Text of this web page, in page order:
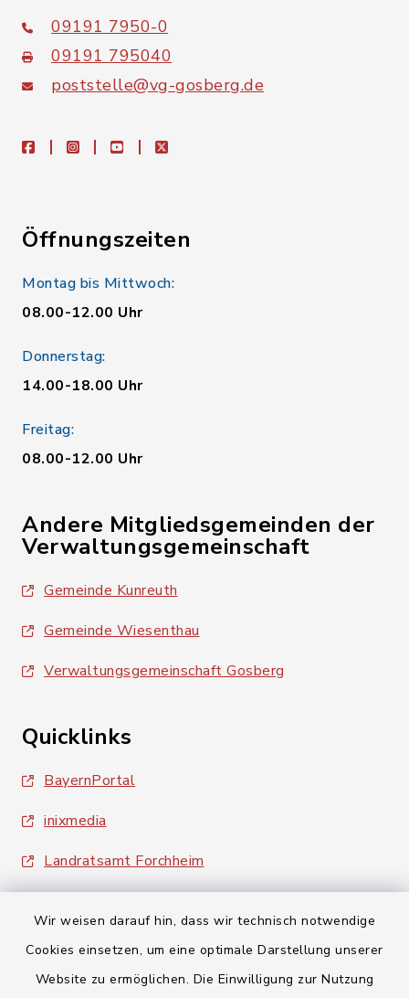
Wir weisen darauf hin, dass wir technisch notwendige
Cookies einsetzen, um eine optimale Darstellung unserer
Website zu ermöglichen. Die Einwilligung zur Nutzung
09191 7950-0
09191 795040
poststelle@vg-gosberg.de
facebookinstagramyoutubeX
Öffnungszeiten
Montag bis Mittwoch:
08.00-12.00 Uhr
Donnerstag:
14.00-18.00 Uhr
Freitag:
08.00-12.00 Uhr
Andere Mitgliedsgemeinden der
Verwaltungsgemeinschaft
Gemeinde Kunreuth
Gemeinde Wiesenthau
Verwaltungsgemeinschaft Gosberg
Quicklinks
BayernPortal
inixmedia
Landratsamt Forchheim